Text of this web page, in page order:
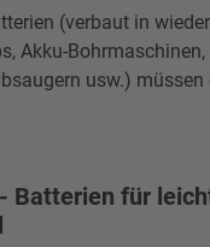
(verbaut in
Akku-Bohrmaschinen,
usw.) müssen
Batterien für